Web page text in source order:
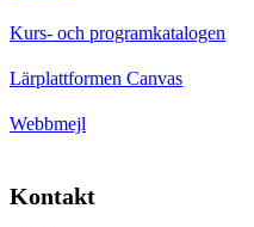
Kurs- och programkatalogen
Lärplattformen Canvas
Webbmejl
Kontakt